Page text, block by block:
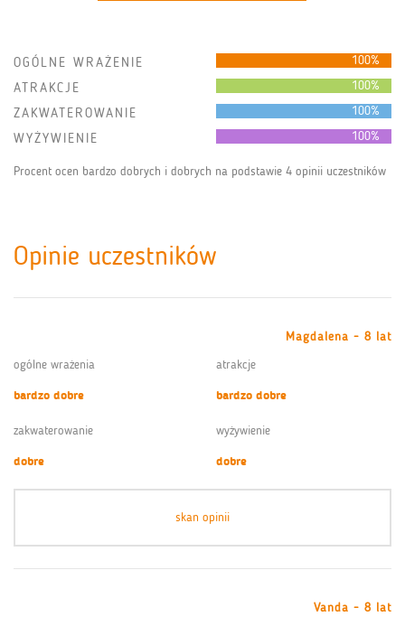
OGÓLNE WRAŻENIE 100%
ATRAKCJE 100%
ZAKWATEROWANIE 100%
WYŻYWIENIE 100%
Procent ocen bardzo dobrych i dobrych na podstawie 4 opinii uczestników
Opinie uczestników
Magdalena - 8 lat
ogólne wrażenia
bardzo dobre
atrakcje
bardzo dobre
zakwaterowanie
dobre
wyżywienie
dobre
skan opinii
Vanda - 8 lat